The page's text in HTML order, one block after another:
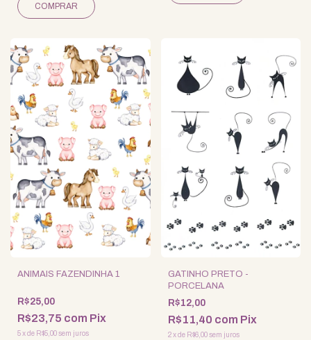
ANIMAIS FAZENDINHA 1
R$25,00
R$23,75 com Pix
5xde R$5,00sem juros
GATINHO PRETO -
PORCELANA
R$12,00
R$11,40 com Pix
2 xde R$6,00 sem juros